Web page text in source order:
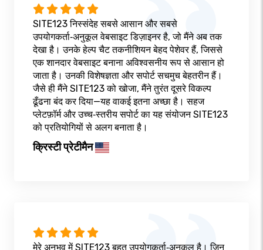
SITE123 निस्संदेह सबसे आसान और सबसे
उपयोगकर्ता‑अनुकूल वेबसाइट डिज़ाइनर है, जो मैंने अब तक
देखा है। उनके हेल्प चैट तकनीशियन बेहद पेशेवर हैं, जिससे
एक शानदार वेबसाइट बनाना अविश्वसनीय रूप से आसान हो
जाता है। उनकी विशेषज्ञता और सपोर्ट सचमुच बेहतरीन हैं।
जैसे ही मैंने SITE123 को खोजा, मैंने तुरंत दूसरे विकल्प
ढूँढना बंद कर दिया—यह वाकई इतना अच्छा है। सहज
प्लेटफ़ॉर्म और उच्च‑स्तरीय सपोर्ट का यह संयोजन SITE123
को प्रतियोगियों से अलग बनाता है।
क्रिस्टी प्रेटीमैन
मेरे अनुभव में SITE123 बहुत उपयोगकर्ता‑अनुकूल है। जिन